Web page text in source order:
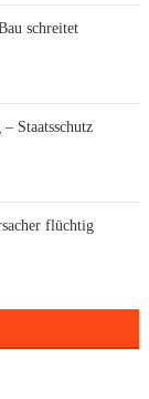
schreitet
Staatsschutz
flüchtig